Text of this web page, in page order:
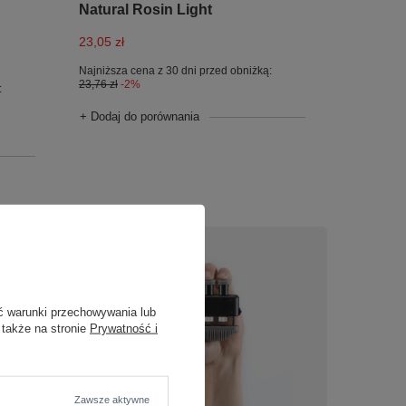
Natural Rosin Light
23,05 zł
Najniższa cena z 30 dni przed obniżką:
23,76 zł -2%
+ Dodaj do porównania
warunki przechowywania lub
na stronie Prywatność i
Zawsze aktywne